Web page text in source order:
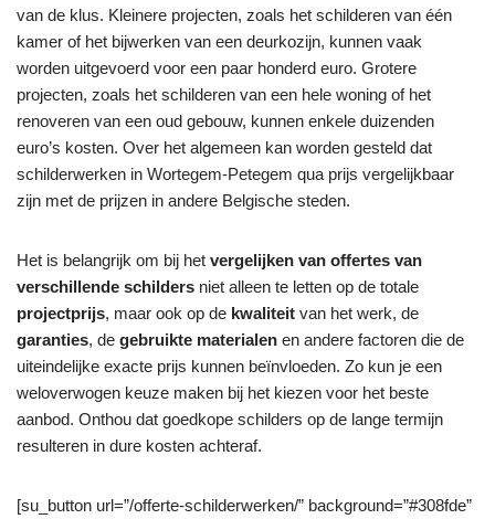
van de klus. Kleinere projecten, zoals het schilderen van één
kamer of het bijwerken van een deurkozijn, kunnen vaak
worden uitgevoerd voor een paar honderd euro. Grotere
projecten, zoals het schilderen van een hele woning of het
renoveren van een oud gebouw, kunnen enkele duizenden
euro’s kosten. Over het algemeen kan worden gesteld dat
schilderwerken in Wortegem-Petegem qua prijs vergelijkbaar
zijn met de prijzen in andere Belgische steden.
Het is belangrijk om bij het vergelijken van offertes van
verschillende schilders niet alleen te letten op de totale
projectprijs, maar ook op de kwaliteit van het werk, de
garanties, de gebruikte materialen en andere factoren die de
uiteindelijke exacte prijs kunnen beïnvloeden. Zo kun je een
weloverwogen keuze maken bij het kiezen voor het beste
aanbod. Onthou dat goedkope schilders op de lange termijn
resulteren in dure kosten achteraf.
[su_button url=”/offerte-schilderwerken/” background=”#308fde”